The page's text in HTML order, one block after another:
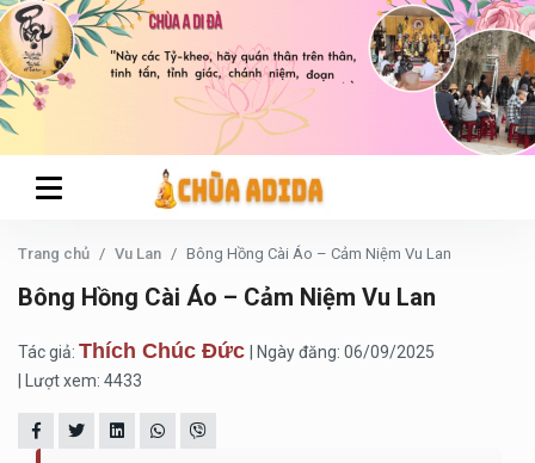
Trang chủ Vu Lan Bông Hồng Cài Áo – Cảm Niệm Vu Lan
Bông Hồng Cài Áo – Cảm Niệm Vu Lan
Tác giả: Thích Chúc Đức
| Ngày đăng: 06/09/2025
| Lượt xem: 4433